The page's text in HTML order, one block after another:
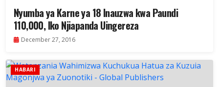
Nyumba ya Karne ya 18 Inauzwa kwa Paundi
110,000, Iko Njiapanda Uingereza
December 27, 2016
HABARI